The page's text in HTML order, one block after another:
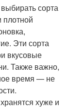
сорта
плотной
Эти сорта
вкусовые
Также важно,
время — не
хуже и